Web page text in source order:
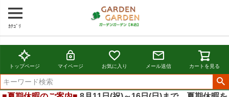
ｶﾃｺﾞﾘ
トップページ マイページ お気に入り メール送信 カートを見る